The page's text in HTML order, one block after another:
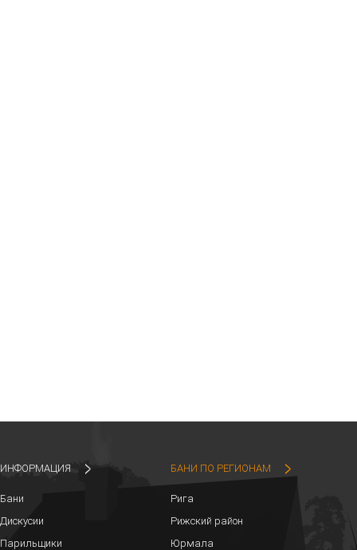
ИНФОРМАЦИЯ
Бани
Дискусии
Парильщики
БАНИ ПО РЕГИОНАМ
Рига
Рижский район
Юрмала